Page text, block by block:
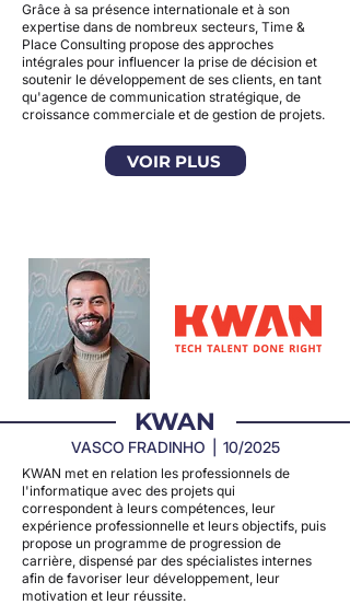
Grâce à sa présence internationale et à son
expertise dans de nombreux secteurs, Time &
Place Consulting propose des approches
intégrales pour influencer la prise de décision et
soutenir le développement de ses clients, en tant
qu'agence de communication stratégique, de
croissance commerciale et de gestion de projets.
VOIR PLUS
KWAN
VASCO FRADINHO | 10/2025
KWAN met en relation les professionnels de
l'informatique avec des projets qui
correspondent à leurs compétences, leur
expérience professionnelle et leurs objectifs, puis
propose un programme de progression de
carrière, dispensé par des spécialistes internes
afin de favoriser leur développement, leur
motivation et leur réussite.